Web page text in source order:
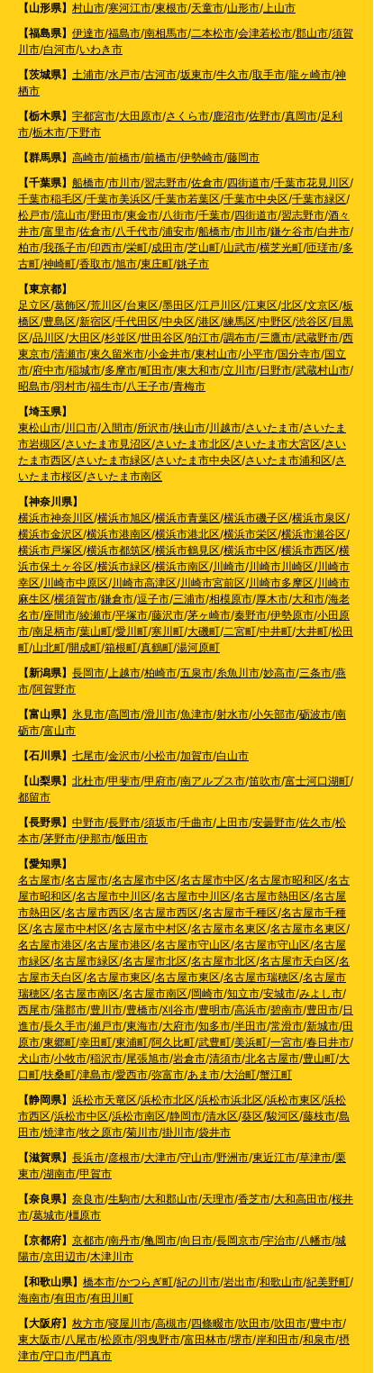
【山形県】 村山市/寒河江市/東根市/天童市/山形市/上山市
【福島県】 伊達市/福島市/南相馬市/二本松市/会津若松市/郡山市/須賀
川市/白河市/いわき市
【茨城県】 土浦市/水戸市/古河市/坂東市/牛久市/取手市/龍ヶ崎市/神
栖市
【栃木県】 宇都宮市/大田原市/さくら市/鹿沼市/佐野市/真岡市/足利
市/栃木市/下野市
【群馬県】 高崎市/前橋市/前橋市/伊勢崎市/藤岡市
【千葉県】 船橋市/市川市/習志野市/佐倉市/四街道市/千葉市花見川区/
千葉市稲毛区/千葉市美浜区/千葉市若葉区/千葉市中央区/千葉市緑区/
松戸市/流山市/野田市/東金市/八街市/千葉市/四街道市/習志野市/酒々
井市/富里市/佐倉市/八千代市/浦安市/船橋市/市川市/鎌ケ谷市/白井市/
柏市/我孫子市/印西市/栄町/成田市/芝山町/山武市/横芝光町/匝瑳市/多
古町/神崎町/香取市/旭市/東庄町/銚子市
【東京都】
足立区/葛飾区/荒川区/台東区/墨田区/江戸川区/江東区/北区/文京区/板
橋区/豊島区/新宿区/千代田区/中央区/港区/練馬区/中野区/渋谷区/目黒
区/品川区/大田区/杉並区/世田谷区/狛江市/調布市/三鷹市/武蔵野市/西
東京市/清瀬市/東久留米市/小金井市/東村山市/小平市/国分寺市/国立
市/府中市/稲城市/多摩市/町田市/東大和市/立川市/日野市/武蔵村山市/
昭島市/羽村市/福生市/八王子市/青梅市
【埼玉県】
東松山市/川口市/入間市/所沢市/挟山市/川越市/さいたま市/さいたま
市岩槻区/さいたま市見沼区/さいたま市北区/さいたま市大宮区/さい
たま市西区/さいたま市緑区/さいたま市中央区/さいたま市浦和区/さ
いたま市桜区/さいたま市南区
【神奈川県】
横浜市神奈川区/横浜市旭区/横浜市青葉区/横浜市磯子区/横浜市泉区/
横浜市金沢区/横浜市港南区/横浜市港北区/横浜市栄区/横浜市瀬谷区/
横浜市戸塚区/横浜市都筑区/横浜市鶴見区/横浜市中区/横浜市西区/横
浜市保土ヶ谷区/横浜市緑区/横浜市南区/川崎市/川崎市川崎区/川崎市
幸区/川崎市中原区/川崎市高津区/川崎市宮前区/川崎市多摩区/川崎市
麻生区/横須賀市/鎌倉市/逗子市/三浦市/相模原市/厚木市/大和市/海老
名市/座間市/綾瀬市/平塚市/藤沢市/茅ヶ崎市/秦野市/伊勢原市/小田原
市/南足柄市/葉山町/愛川町/寒川町/大磯町/二宮町/中井町/大井町/松田
町/山北町/開成町/箱根町/真鶴町/湯河原町
【新潟県】 長岡市/上越市/柏崎市/五泉市/糸魚川市/妙高市/三条市/燕
市/阿賀野市
【富山県】 氷見市/高岡市/滑川市/魚津市/射水市/小矢部市/砺波市/南
砺市/富山市
【石川県】 七尾市/金沢市/小松市/加賀市/白山市
【山梨県】 北杜市/甲斐市/甲府市/南アルプス市/笛吹市/富士河口湖町/
都留市
【長野県】 中野市/長野市/須坂市/千曲市/上田市/安曇野市/佐久市/松
本市/茅野市/伊那市/飯田市
【愛知県】
名古屋市/名古屋市/名古屋市中区/名古屋市中区/名古屋市昭和区/名古
屋市昭和区/名古屋市中川区/名古屋市中川区/名古屋市熱田区/名古屋
市熱田区/名古屋市西区/名古屋市西区/名古屋市千種区/名古屋市千種
区/名古屋市中村区/名古屋市中村区/名古屋市名東区/名古屋市名東区/
名古屋市港区/名古屋市港区/名古屋市守山区/名古屋市守山区/名古屋
市緑区/名古屋市緑区/名古屋市北区/名古屋市北区/名古屋市天白区/名
古屋市天白区/名古屋市東区/名古屋市東区/名古屋市瑞穂区/名古屋市
瑞穂区/名古屋市南区/名古屋市南区/岡崎市/知立市/安城市/みよし市/
西尾市/蒲郡市/豊川市/豊橋市/刈谷市/豊明市/高浜市/碧南市/豊田市/日
進市/長久手市/瀬戸市/東海市/大府市/知多市/半田市/常滑市/新城市/田
原市/東郷町/幸田町/東浦町/阿久比町/武豊町/美浜町/一宮市/春日井市/
犬山市/小牧市/稲沢市/尾張旭市/岩倉市/清須市/北名古屋市/豊山町/大
口町/扶桑町/津島市/愛西市/弥富市/あま市/大治町/蟹江町
【静岡県】 浜松市天竜区/浜松市北区/浜松市浜北区/浜松市東区/浜松
市西区/浜松市中区/浜松市南区/静岡市/清水区/葵区/駿河区/藤枝市/島
田市/焼津市/牧之原市/菊川市/掛川市/袋井市
【滋賀県】 長浜市/彦根市/大津市/守山市/野洲市/東近江市/草津市/栗
東市/湖南市/甲賀市
【奈良県】 奈良市/生駒市/大和郡山市/天理市/香芝市/大和高田市/桜井
市/葛城市/橿原市
【京都府】 京都市/南丹市/亀岡市/向日市/長岡京市/宇治市/八幡市/城
陽市/京田辺市/木津川市
【和歌山県】 橋本市/かつらぎ町/紀の川市/岩出市/和歌山市/紀美野町/
海南市/有田市/有田川町
【大阪府】 枚方市/寝屋川市/高槻市/四條畷市/吹田市/吹田市/豊中市/
東大阪市/八尾市/松原市/羽曳野市/富田林市/堺市/岸和田市/和泉市/摂
津市/守口市/門真市